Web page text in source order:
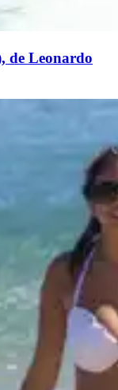
de Leonardo